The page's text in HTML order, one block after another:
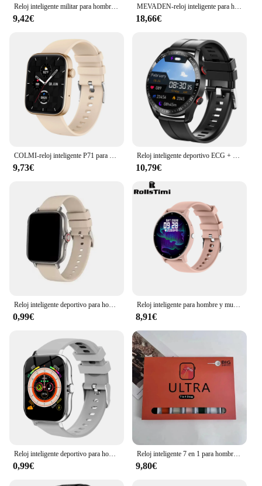
9,42€
MEVADEN-reloj inteligente para hombre y mujer, pulsera con llamadas, Bluetooth, Dial personalizado, deportivo, rastreador de Fitness, frecuencia cardíaca, para Android e IOS, Y22
18,66€
9,73€ 10,79€
0,99€ 8,91€
0,99€
Reloj inteligente 7 en 1 para hombre y mujer, pulsera Ultra 9 con pantalla de alta definición de 2,2 pulgadas, control del ritmo cardíaco, NFC, regalo
9,80€